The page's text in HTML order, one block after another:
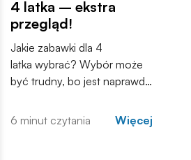
4 latka – ekstra
przegląd!
Jakie zabawki dla 4
latka wybrać? Wybór może
być trudny, bo jest naprawdę
pierwszy rzut oka wiadomo
również, czy dana zabawka
6 minut czytania Więcej